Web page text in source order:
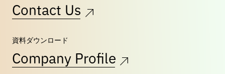
Contact Us
資料ダウンロード
Company Profile